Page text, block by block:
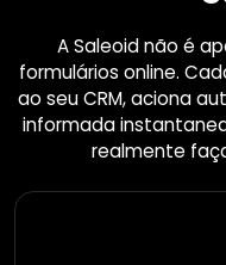
A Saleoid não é
formulários online.
ao seu CRM, aciona
informada
realmente